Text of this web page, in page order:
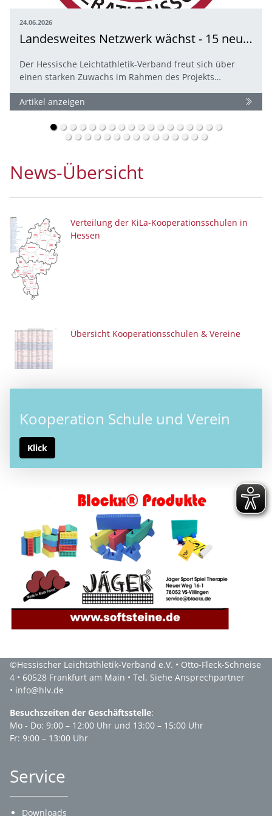
24.06.2026
Landesweites Netzwerk wächst - 15 neue Kooperationsschulen für die Kinderleichtathletik
Der Hessische Leichtathletik-Verband freut sich über
einen starken Zuwachs im Rahmen des Projekts…
Artikel anzeigen
22.06.2026
Kinderleichtathletik-AG begeistert Lessingschüler:innen in Erzhausen
Die AG Kinderleichtathletik an der Lessingschule
Erzhausen verabschiedet sich am kommenden Freitag in
Artikel anzeigen
News-Übersicht
Verteilung der KiLa-Kooperationsschulen in
Kooperation Schule und Verein
Klick
©Hessischer Leichtathletik-Verband e.V. • Otto-Fleck-Schneise
4 • 60528 Frankfurt am Main • Tel. Siehe Ansprechpartner
Besuchszeiten der Geschäftsstelle:
Mo - Do: 9:00 – 12:00 Uhr und 13:00 – 15:00 Uhr
Service